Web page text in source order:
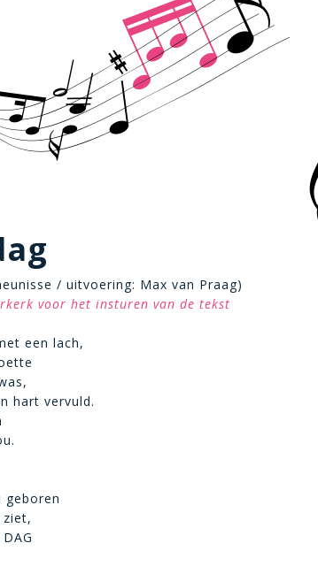
/ uitvoering: Max van Praag)
voor het insturen van de tekst
een lach,
hart vervuld.
geboren
ziet,